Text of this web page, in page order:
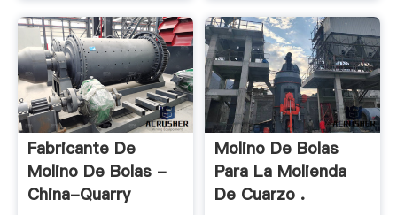
Fabricante De
Molino De Bolas -
China-Quarry
Molino De Bolas
Para La Molienda
De Cuarzo .